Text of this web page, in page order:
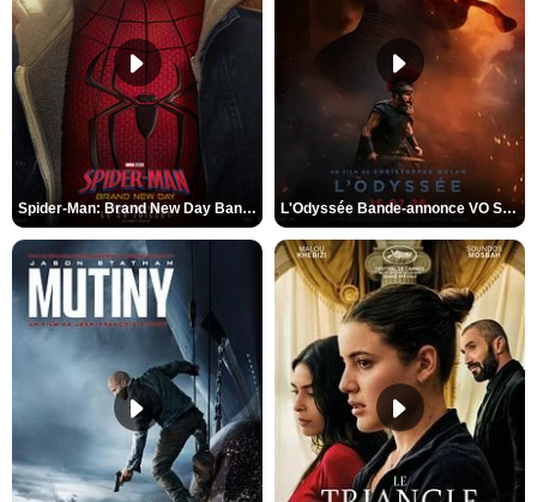
Spider-Man: Brand New Day Bande-annonce VO STFR L'Odyssée Bande-annonce VO STFR